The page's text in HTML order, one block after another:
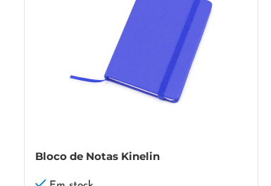
Bloco de Notas Kinelin